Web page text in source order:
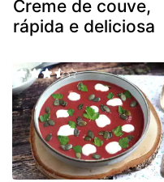
Creme de couve,
rápida e deliciosa